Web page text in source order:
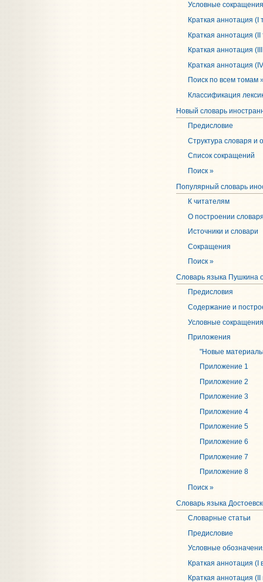
Условные сокращения
Краткая аннотация (I
Краткая аннотация (II
Краткая аннотация
Краткая аннотация
Поиск по всем томам
Классификация
Новый словарь
Предисловие
Структура словаря и
Список сокращений
Поиск »
Популярный словарь
К читателям
О построении
Источники и словари
Сокращения
Поиск »
Словарь языка Пушкина
Предисловия
Содержание и
Условные сокращения
Приложения
"Новые
Приложение 1
Приложение 2
Приложение 3
Приложение 4
Приложение 5
Приложение 6
Приложение 7
Приложение 8
Поиск »
Словарь языка
Словарные статьи
Предисловие
Условные
Краткая аннотация (I
Краткая аннотация (II